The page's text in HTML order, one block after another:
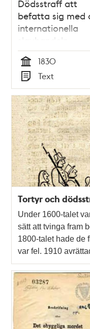
Dödsstraff att
befatta sig med
internationella
slavhandeln
Tid
1830
Typ
Text
Tortyr och
Under 1600-talet
sätt att tvinga fram
1800-talet hade de
var fel. 1910